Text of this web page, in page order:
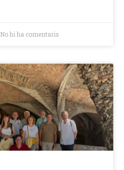
No hi ha comentaris